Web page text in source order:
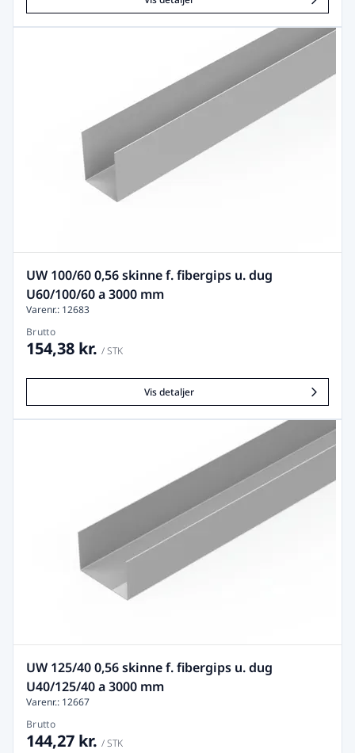
UW 100/60 0,56 skinne f. fibergips u. dug
U60/100/60 a 3000 mm
Varenr.: 12683
Brutto
154,38 kr. / STK
Vis detaljer
UW 125/40 0,56 skinne f. fibergips u. dug
U40/125/40 a 3000 mm
Varenr.: 12667
Brutto
144,27 kr. / STK